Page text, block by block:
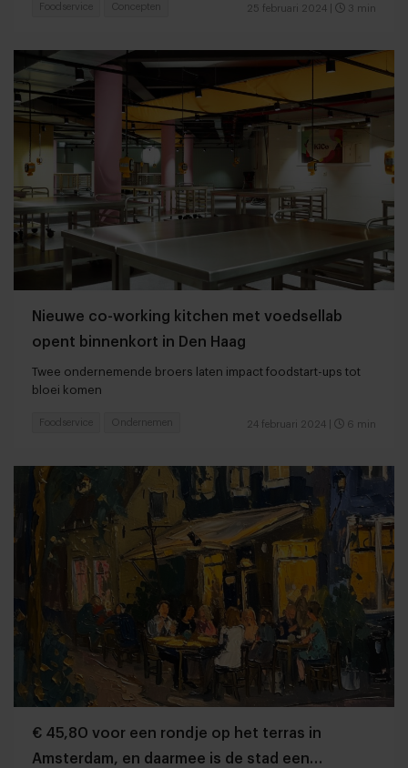
25 februari 2024 3 min
Foodservice Concepten
Nieuwe co-working kitchen met voedsellab
opent binnenkort in Den Haag
Twee ondernemende broers laten impact foodstart-ups tot
bloei komen
24 februari 2024 6 min
Foodservice Ondernemen
€ 45,80 voor een rondje op het terras in
Amsterdam, en daarmee is de stad een